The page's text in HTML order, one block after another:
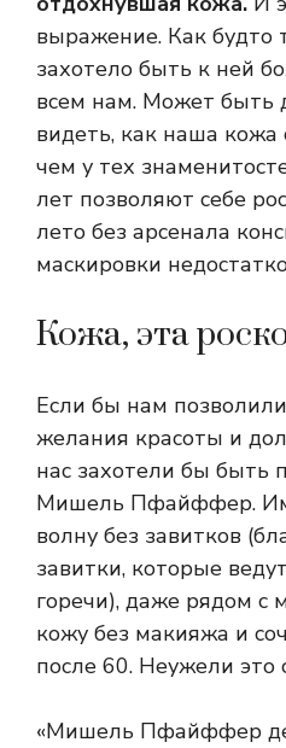
выражение. Как будто
захотело быть к ней
всем нам. Может быть
видеть, как наша кожа
чем у тех
лет позволяют себе
лето без арсенала
маскировки
Кожа, эта
Если бы нам
желания красоты и
нас захотели бы быть
Мишель Пфайффер.
волну без завитков
завитки, которые
горечи), даже рядом
кожу без макияжа и
после 60. Неужели это
«Мишель Пфайффер